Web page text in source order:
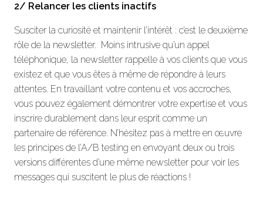
2/ Relancer les clients inactifs
Susciter la curiosité et maintenir l’intérêt : c’est le deuxième
rôle de la newsletter. Moins intrusive qu’un appel
téléphonique, la newsletter rappelle à vos clients que vous
existez et que vous êtes à même de répondre à leurs
attentes. En travaillant votre contenu et vos accroches,
vous pouvez également démontrer votre expertise et vous
inscrire durablement dans leur esprit comme un
partenaire de référence. N’hésitez pas à mettre en œuvre
les principes de l’A/B testing en envoyant deux ou trois
versions différentes d’une même newsletter pour voir les
messages qui suscitent le plus de réactions !